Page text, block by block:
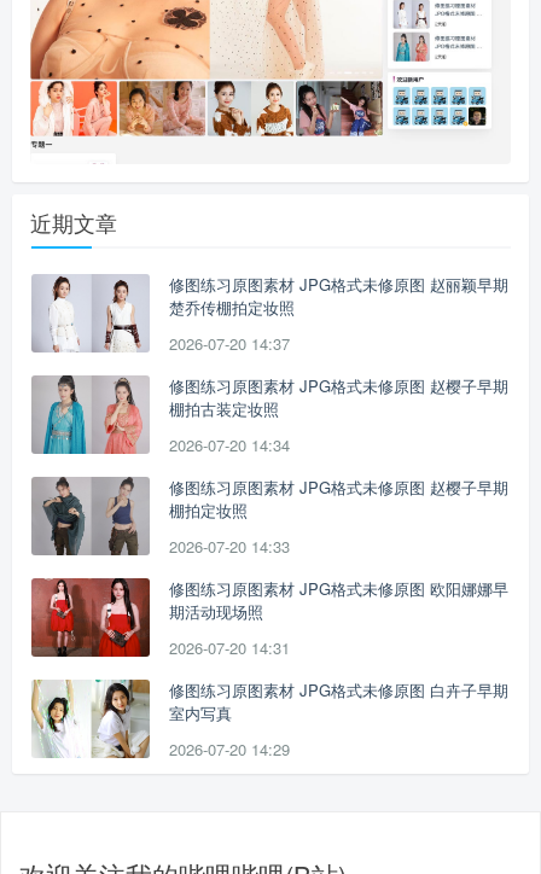
近期文章
修图练习原图素材 JPG格式未修原图 赵丽颖早期
楚乔传棚拍定妆照
2026-07-20 14:37
修图练习原图素材 JPG格式未修原图 赵樱子早期
棚拍古装定妆照
2026-07-20 14:34
修图练习原图素材 JPG格式未修原图 赵樱子早期
棚拍定妆照
2026-07-20 14:33
修图练习原图素材 JPG格式未修原图 欧阳娜娜早
期活动现场照
2026-07-20 14:31
修图练习原图素材 JPG格式未修原图 白卉子早期
室内写真
2026-07-20 14:29